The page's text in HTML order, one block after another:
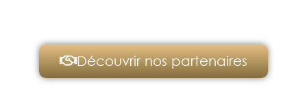
Découvrir nos partenaires